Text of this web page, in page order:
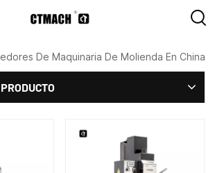
De Maquinaria De Molienda En China